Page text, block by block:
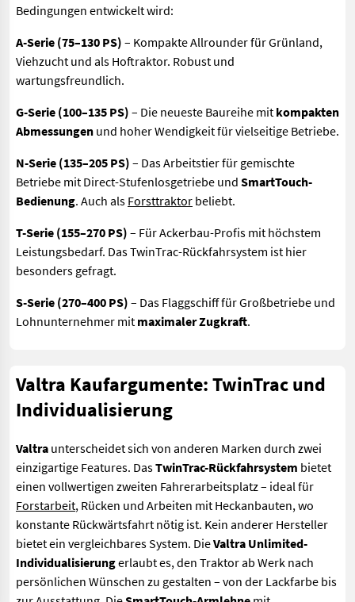
Bedingungen entwickelt wird:
A-Serie (75–130 PS) – Kompakte Allrounder für Grünland,
Viehzucht und als Hoftraktor. Robust und
wartungsfreundlich.
G-Serie (100–135 PS) – Die neueste Baureihe mit kompakten
Abmessungen und hoher Wendigkeit für vielseitige Betriebe.
N-Serie (135–205 PS) – Das Arbeitstier für gemischte
Betriebe mit Direct-Stufenlosgetriebe und SmartTouch-
Bedienung. Auch als Forsttraktor beliebt.
T-Serie (155–270 PS) – Für Ackerbau-Profis mit höchstem
Leistungsbedarf. Das TwinTrac-Rückfahrsystem ist hier
besonders gefragt.
S-Serie (270–400 PS) – Das Flaggschiff für Großbetriebe und
Lohnunternehmer mit maximaler Zugkraft.
Valtra Kaufargumente: TwinTrac und
Individualisierung
Valtra unterscheidet sich von anderen Marken durch zwei
einzigartige Features. DasTwinTrac-Rückfahrsystem bietet
einen vollwertigen zweiten Fahrerarbeitsplatz – ideal für
Forstarbeit, Rücken und Arbeiten mit Heckanbauten, wo
konstante Rückwärtsfahrt nötig ist. Kein anderer Hersteller
bietet ein vergleichbares System. DieValtra Unlimited-
Individualisierungerlaubt es, den Traktor ab Werk nach
persönlichen Wünschen zu gestalten – von der Lackfarbe bis